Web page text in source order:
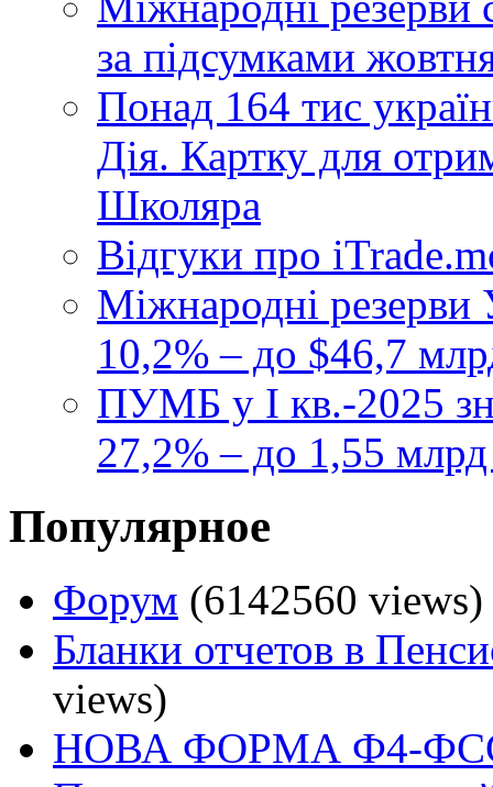
за підсумками
Понад 164 тис
Дія. Картку для
Школяра
Відгуки про
Міжнародні резерви
10,2% – до $46,7
ПУМБ у I кв.-2025
27,2% – до 1,55
Популярное
Форум (6142560 views)
Бланки отчетов в
views)
НОВА ФОРМА Ф4-